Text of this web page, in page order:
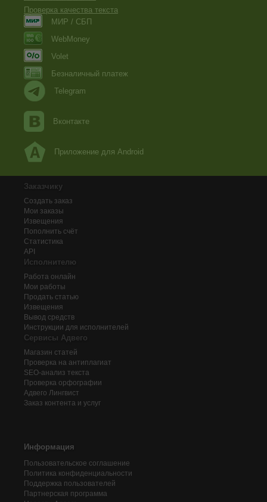
Проверка качества текста
МИР / СБП
WebMoney
Volet
Безналичный платеж
Telegram
Вконтакте
Приложение для Android
Заказчику
Создать заказ
Мои заказы
Извещения
Пополнить счёт
Статистика
API
Исполнителю
Работа онлайн
Мои работы
Продать статью
Извещения
Вывод средств
Инструкции для исполнителей
Сервисы Адвего
Магазин статей
Проверка на антиплагиат
SEO-анализ текста
Проверка орфографии
Адвего Лингвист
Заказ контента и услуг
Информация
Пользовательское соглашение
Политика конфиденциальности
Поддержка пользователей
Партнерская программа